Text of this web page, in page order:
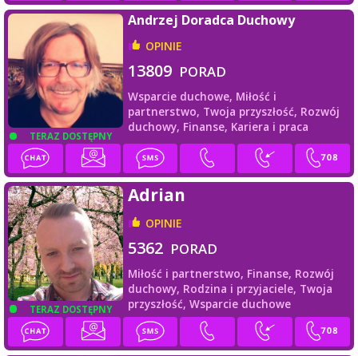
TERAZ DOSTĘPNY
Andrzej Doradca Duchowy
OPINIE
13809 PORAD
Wsparcie duchowe, Miłość i
partnerstwo, Twoja przyszłość, Rozwój
duchowy, Finanse, Kariera i praca
TERAZ DOSTĘPNY
Adrian
OPINIE
5362 PORAD
Miłość i partnerstwo, Finanse, Rozwój
duchowy, Rodzina i przyjaciele, Twoja
przyszłość, Wsparcie duchowe